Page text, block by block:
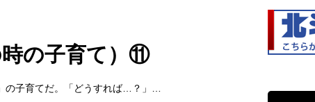
時の子育て）⑪
の子育てだ。「どうすれば…？」…